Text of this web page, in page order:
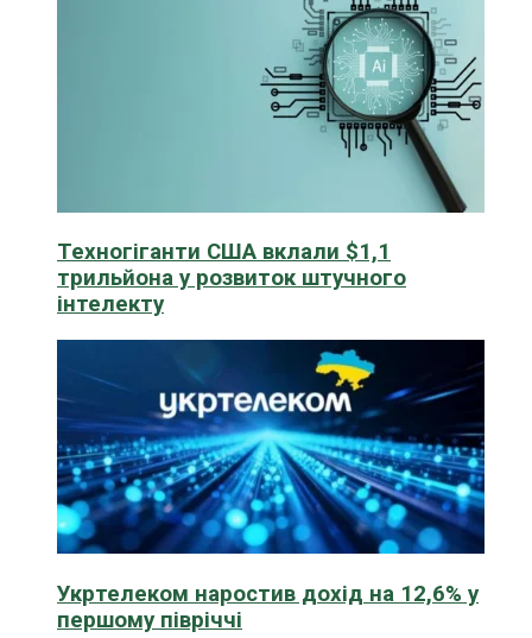
Техногіганти США вклали $1,1
трильйона у розвиток штучного
інтелекту
Укртелеком наростив дохід на 12,6% у
першому півріччі